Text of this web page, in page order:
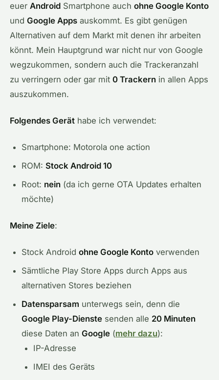
euer Android Smartphone auch ohne Google Konto
und Google Apps auskommt. Es gibt genügen
Alternativen auf dem Markt mit denen ihr arbeiten
könnt. Mein Hauptgrund war nicht nur von Google
wegzukommen, sondern auch die Trackeranzahl
zu verringern oder gar mit 0 Trackern in allen Apps
auszukommen.
Folgendes Gerät habe ich verwendet:
Smartphone: Motorola one action
ROM: Stock Android 10
Root: nein (da ich gerne OTA Updates erhalten
möchte)
Meine Ziele:
Stock Android ohne Google Konto verwenden
Sämtliche Play Store Apps durch Apps aus
alternativen Stores beziehen
Datensparsam unterwegs sein, denn die
Google Play-Dienste senden alle 20 Minuten
diese Daten an Google (mehr dazu):
IP-Adresse
IMEI des Geräts